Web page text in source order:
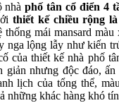
nhàphố tân cổ điển 4
thiết kế chiều rộng
thống mái mansard
nga lộng lẫy như kiến
của thiết kế nhà phố
giản nhưng độc đáo,
lịch của tổng thể,
những khác hàng khó